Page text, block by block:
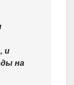
и
на